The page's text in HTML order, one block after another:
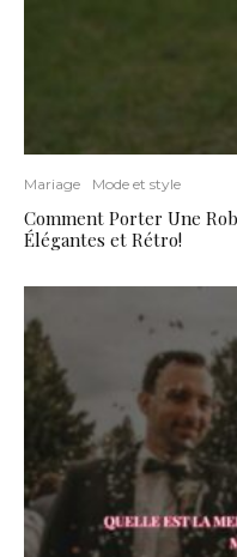
Mariage Mode et style
Comment Porter Une
Élégantes et Rétro!